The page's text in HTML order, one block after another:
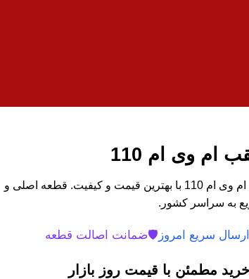
ام وی ام 110
خرید دیاق سپر عقب ام وی ام 110 با بهترین قیمت و کیفیت. قطعه اصلی و
به سراسر کشور.
ارسال سریع امروز 🛡️ضمانت اصالت قطعه
مطمئن با قیمت روز بازار